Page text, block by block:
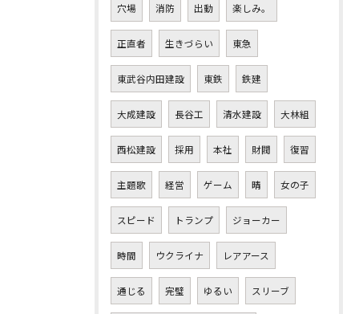
穴場 消防 出動 楽しみ。
正直者 生きづらい 東急
東武谷内田建設 東鉄 鉄建
大成建設 長谷工 清水建設 大林組
西松建設 採用 本社 財閥 復習
主題歌 経営 ゲーム 晴 女の子
スピード トランプ ジョーカー
時間 ウクライナ レアアース
通じる 完璧 ゆるい スリーブ